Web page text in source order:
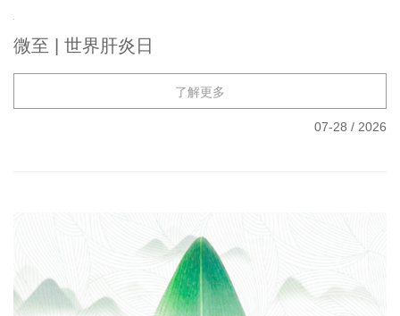
微至 | 世界肝炎日
了解更多
07-28 / 2026